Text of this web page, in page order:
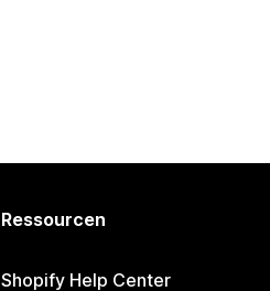
Ressourcen
Shopify Help Center